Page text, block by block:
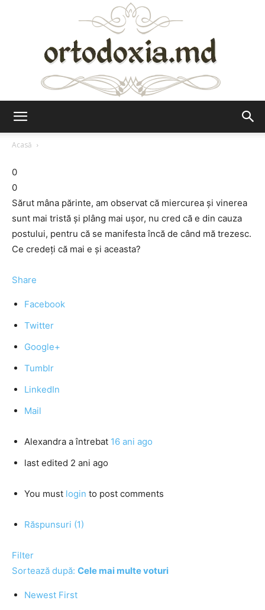
Acasă
0
0
Sărut mâna părinte, am observat că miercurea și vinerea
sunt mai tristă și plâng mai ușor, nu cred că e din cauza
postului, pentru că se manifesta încă de când mă trezesc.
Ce credeți că mai e și aceasta?
Share
Facebook
Twitter
Google+
Tumblr
LinkedIn
Mail
Alexandra a întrebat 16 ani ago
last edited 2 ani ago
You must login to post comments
Răspunsuri (1)
Filter
Sortează după: Cele mai multe voturi
Newest First